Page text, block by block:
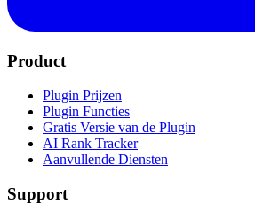
Product
Plugin Prijzen
Plugin Functies
Gratis Versie van de Plugin
AI Rank Tracker
Aanvullende Diensten
Support